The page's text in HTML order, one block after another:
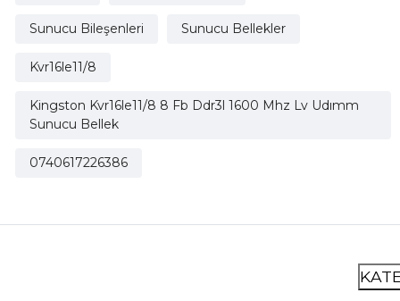
Sunucu Bileşenleri Sunucu Bellekler
Kvr16le11/8
Kingston Kvr16le11/8 8 Fb Ddr3l 1600 Mhz Lv Udımm
Sunucu Bellek
0740617226386